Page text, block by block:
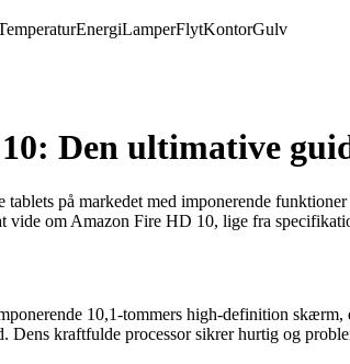
EnergiLamperFlytKontorGulv
Den ultimative
på markedet med imponerende
vide om Amazon Fire HD 10, lige fra
10,1-tommers high-definition
Dens kraftfulde processor sikrer hurtig og